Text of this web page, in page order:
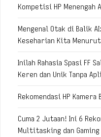
Kompetisi HP Menengah
Mengenal Otak di Balik
Keseharian Kita
Inilah Rahasia Spasi FF
Keren dan Unik Tanpa
Rekomendasi HP
Cuma 2 Jutaan! Ini 6
Multitasking dan Gaming